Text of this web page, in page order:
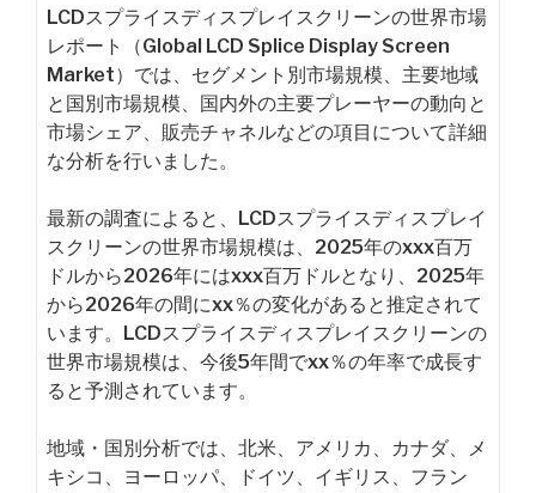
LCDスプライスディスプレイスクリーンの世界市場
レポート（Global LCD Splice Display Screen
Market）では、セグメント別市場規模、主要地域
と国別市場規模、国内外の主要プレーヤーの動向と
市場シェア、販売チャネルなどの項目について詳細
な分析を行いました。
最新の調査によると、LCDスプライスディスプレイ
スクリーンの世界市場規模は、2025年のxxx百万
ドルから2026年にはxxx百万ドルとなり、2025年
から2026年の間にxx％の変化があると推定されて
います。LCDスプライスディスプレイスクリーンの
世界市場規模は、今後5年間でxx％の年率で成長す
ると予測されています。
地域・国別分析では、北米、アメリカ、カナダ、メ
キシコ、ヨーロッパ、ドイツ、イギリス、フラン